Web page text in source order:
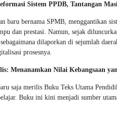
Sistem PPDB, Tantangan
baru bernama SPMB, menggantikan
dan prestasi. Namun, sejak
dilaporkan di sejumlah
prosesnya.
Menanamkan Nilai Kebangsaan
saja merilis Buku Teks Utama
Buku ini kini menjadi sumber